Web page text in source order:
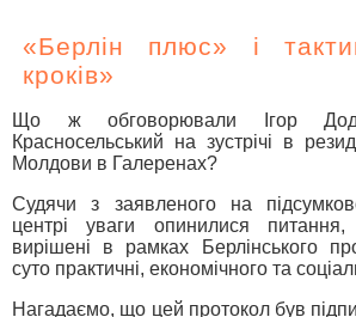
«Берлін плюс» і
кроків»
Що ж обговорювали Ігор
Красносельський на зустрічі в
Молдови в Галеренах?
Судячи з заявленого на
центрі уваги опинилися
вирішені в рамках Берлінського
суто практичні, економічного та
Нагадаємо, що цей протокол був